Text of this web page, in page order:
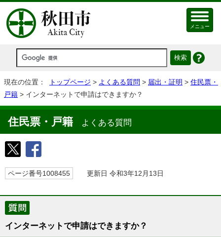
メニュー
現在の位置： トップページ > よくある質問 > 届出・証明 > 住民票・
戸籍 > インターネットで申請はできますか？
住民票・戸籍 よくある質問
ページ番号1008455 更新日 令和3年12月13日
インターネットで申請はできますか？